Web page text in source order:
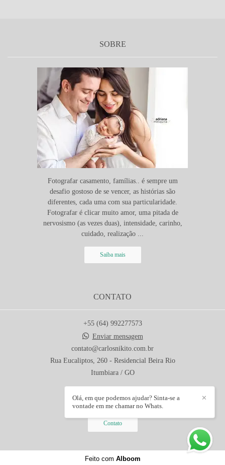
SOBRE
Fotografar casamento, famílias.. é sempre um
desafio gostoso de se vencer, as histórias são
diferentes, cada uma com sua particularidade.
Fotografar é clicar muito amor, uma pitada de
nervosismo (as vezes duas), intensidade, carinho,
cuidado, realização ...
Saiba mais
CONTATO
+55 (64) 992277573
Enviar mensagem
contato@carlosnikito.com.br
Rua Eucaliptos, 260 - Residencial Beira Rio
Itumbiara / GO
Contato
✕
Olá, em que podemos ajudar? Sinta-se a
vontade em me chamar no Whats.
Feito com Alboom